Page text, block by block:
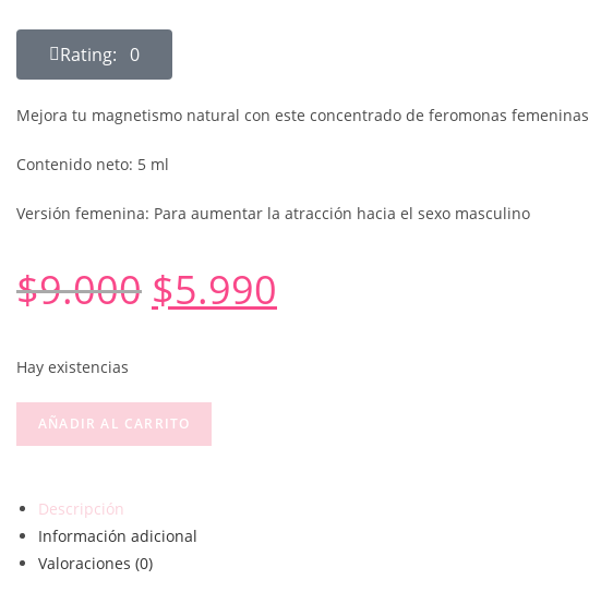
Rating: 0
Mejora tu magnetismo natural con este concentrado de feromonas femeninas
Contenido neto: 5 ml
Versión femenina: Para aumentar la atracción hacia el sexo masculino
$9.000 $5.990
Hay existencias
AÑADIR AL CARRITO
Descripción
Información adicional
Valoraciones (0)